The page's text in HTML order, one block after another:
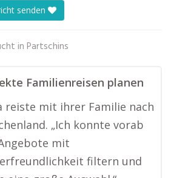
senden
in Partschins
Familienreisen planen
reiste mit ihrer Familie nach
„Ich konnte vorab
mit
filtern und